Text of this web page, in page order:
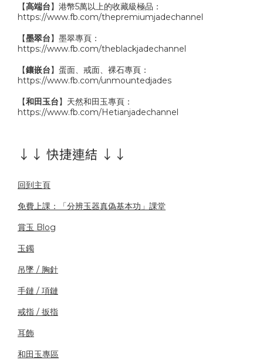
【高端台】港幣5萬以上的收藏級極品：
https://www.fb.com/thepremiumjadechannel
【墨翠台】墨翠專頁：
https://www.fb.com/theblackjadechannel
【鑲嵌台】蛋面、戒面、裸石專頁：
https://www.fb.com/unmountedjades
【和田玉台】天然和田玉專頁：
https://www.fb.com/Hetianjadechannel
↓↓ 快捷連結 ↓↓
回到主頁
免費上課：「分辨玉器真偽基本功」課堂
賞玉 Blog
玉鐲
吊墜 / 胸針
手鏈 / 項鏈
戒指 / 扳指
耳飾
和田玉專區